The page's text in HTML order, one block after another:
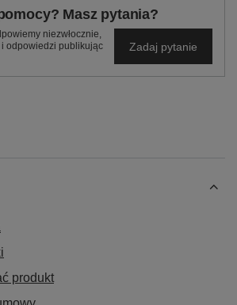
Masz pytania?
niezwłocznie,
odpowiedzi publikując
Zadaj pytanie
produkt